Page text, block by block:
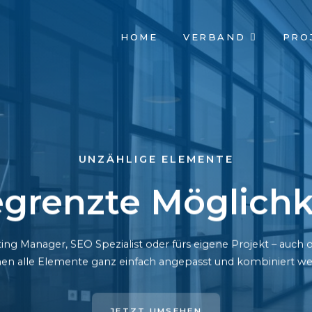
NAVIGATION
ÜBERSPRINGEN
HOME VERBAND
UNZÄHLIGE ELEMENTE
Manager, SEO Spezialist oder fürs eigene Projekt – auch
alle Elemente ganz einfach angepasst und kombiniert